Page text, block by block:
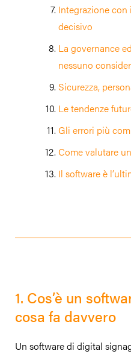
Integrazione
decisivo
La governance
nessuno
Sicurezza,
Le tendenze
Gli errori più
Come valutare
Il software è
1. Cos’è un
cosa fa davvero
Un software di digital